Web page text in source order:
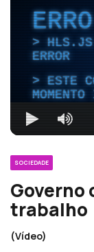
HLS.JS
ERROR
ESTE
SOCIEDADE
Governo
trabalho
(Vídeo)